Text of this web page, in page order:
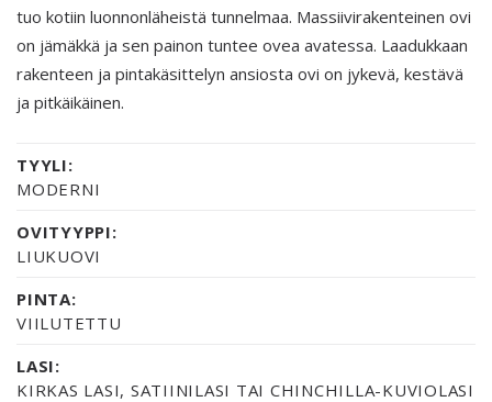
tuo kotiin luonnonläheistä tunnelmaa. Massiivirakenteinen ovi
on jämäkkä ja sen painon tuntee ovea avatessa. Laadukkaan
rakenteen ja pintakäsittelyn ansiosta ovi on jykevä, kestävä
ja pitkäikäinen.
TYYLI:
MODERNI
OVITYYPPI:
LIUKUOVI
PINTA:
VIILUTETTU
LASI:
KIRKAS LASI, SATIINILASI TAI CHINCHILLA-KUVIOLASI